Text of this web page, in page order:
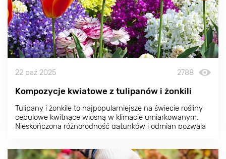
22 paź 2025 2788
Kompozycje kwiatowe z tulipanów i żonkili
Tulipany i żonkile to najpopularniejsze na świecie rośliny
cebulowe kwitnące wiosną w klimacie umiarkowanym.
Nieskończona różnorodność gatunków i odmian pozwala